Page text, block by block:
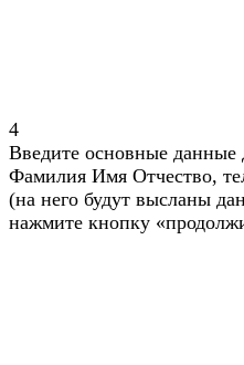
4
Введите основные данные
Фамилия Имя Отчество,
(на него будут высланы
нажмите кнопку